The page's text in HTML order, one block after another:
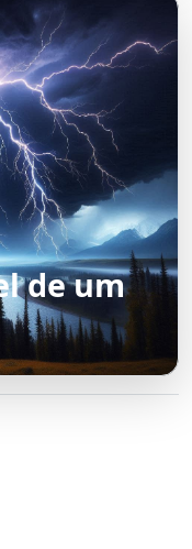
de um